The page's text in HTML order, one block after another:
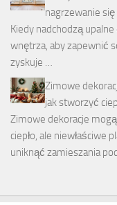
nagrzewanie
Kiedy nadchodzą
wnętrza, aby zapewnić
zyskuje …
Zimowe
jak stworzyć
Zimowe dekoracje
ciepło, ale niewłaściwe
uniknąć zamieszania